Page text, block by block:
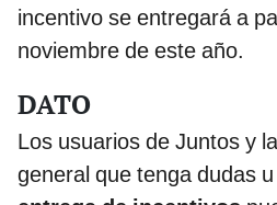
incentivo se entregará a
noviembre de este año.
DATO
Los usuarios de Juntos y
general que tenga dudas